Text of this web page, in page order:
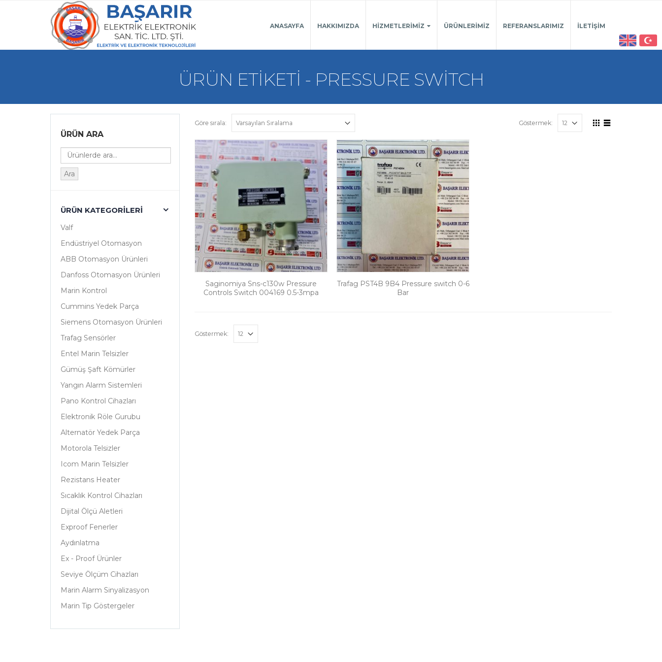
ANASAYFA HAKKIMIZDA HIZMETLERIMIZ ÜRÜNLERIMIZ REFERANSLARIMIZ İLETIŞIM
ÜRÜN ETIKETI - PRESSURE SWITCH
Göre sırala: Göstermek:
Saginomiya Sns-c130w Pressure
Controls Switch 004169 0.5-3mpa
Trafag PST4B 9B4 Pressure switch 0-6
Bar
Göstermek:
ÜRÜN ARA
Ara
ÜRÜN KATEGORILERI
Valf
Endüstriyel Otomasyon
ABB Otomasyon Ürünleri
Danfoss Otomasyon Ürünleri
Marin Kontrol
Cummins Yedek Parça
Siemens Otomasyon Ürünleri
Trafag Sensörler
Entel Marin Telsizler
Gümüş Şaft Kömürler
Yangın Alarm Sistemleri
Pano Kontrol Cihazları
Elektronik Röle Gurubu
Alternatör Yedek Parça
Motorola Telsizler
Icom Marin Telsizler
Rezistans Heater
Sıcaklık Kontrol Cihazları
Dijital Ölçü Aletleri
Exproof Fenerler
Aydınlatma
Ex - Proof Ürünler
Seviye Ölçüm Cihazları
Marin Alarm Sinyalizasyon
Marin Tip Göstergeler